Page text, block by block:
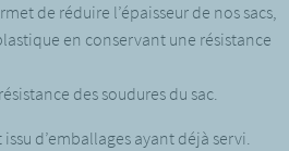
de réduire l’épaisseur de nos sacs,
en conservant une résistance
des soudures du sac.
d’emballages ayant déjà servi.